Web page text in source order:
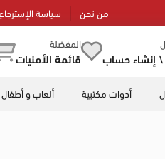
من نحن سياسة الإسترجاع
إنشاء حساب
المفضلة
قائمة الأمنيات
أدوات مكتبية ألعاب و أطفال